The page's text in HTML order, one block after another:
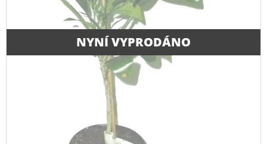
NYNÍ VYPRODÁNO